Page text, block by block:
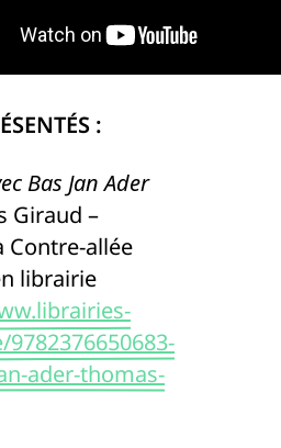
:
Bas Jan Ader
Giraud –
Contre-allée
librairie
ader-thomas-